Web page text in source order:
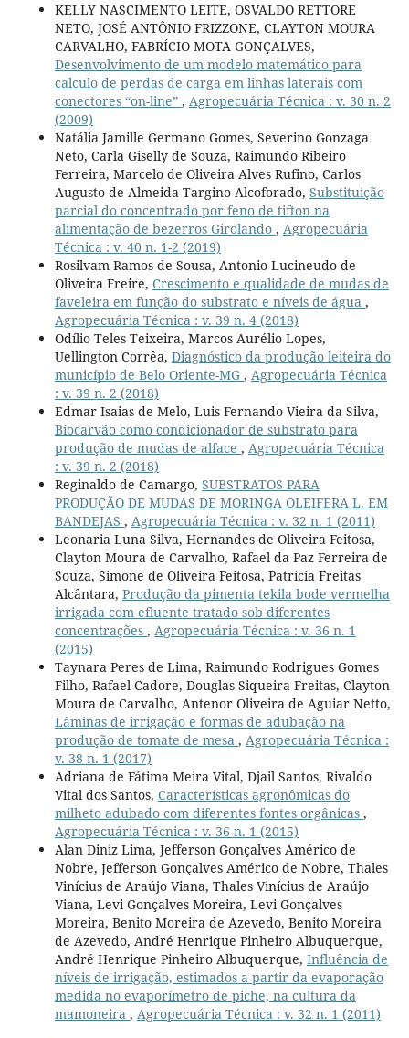
KELLY NASCIMENTO LEITE, OSVALDO RETTORE
NETO, JOSÉ ANTÔNIO FRIZZONE, CLAYTON MOURA
CARVALHO, FABRÍCIO MOTA GONÇALVES,
Desenvolvimento de um modelo matemático para
calculo de perdas de carga em linhas laterais com
conectores “on-line” , Agropecuária Técnica : v. 30 n. 2
(2009)
Natália Jamille Germano Gomes, Severino Gonzaga
Neto, Carla Giselly de Souza, Raimundo Ribeiro
Ferreira, Marcelo de Oliveira Alves Rufino, Carlos
Augusto de Almeida Targino Alcoforado, Substituição
parcial do concentrado por feno de tifton na
alimentação de bezerros Girolando , Agropecuária
Técnica : v. 40 n. 1-2 (2019)
Rosilvam Ramos de Sousa, Antonio Lucineudo de
Oliveira Freire, Crescimento e qualidade de mudas de
faveleira em função do substrato e níveis de água ,
Agropecuária Técnica : v. 39 n. 4 (2018)
Odílio Teles Teixeira, Marcos Aurélio Lopes,
Uellington Corrêa, Diagnóstico da produção leiteira do
município de Belo Oriente-MG , Agropecuária Técnica
: v. 39 n. 2 (2018)
Edmar Isaias de Melo, Luis Fernando Vieira da Silva,
Biocarvão como condicionador de substrato para
produção de mudas de alface , Agropecuária Técnica
: v. 39 n. 2 (2018)
Reginaldo de Camargo, SUBSTRATOS PARA
PRODUÇÃO DE MUDAS DE MORINGA OLEIFERA L. EM
BANDEJAS , Agropecuária Técnica : v. 32 n. 1 (2011)
Leonaria Luna Silva, Hernandes de Oliveira Feitosa,
Clayton Moura de Carvalho, Rafael da Paz Ferreira de
Souza, Simone de Oliveira Feitosa, Patrícia Freitas
Alcântara, Produção da pimenta tekila bode vermelha
irrigada com efluente tratado sob diferentes
concentrações , Agropecuária Técnica : v. 36 n. 1
(2015)
Taynara Peres de Lima, Raimundo Rodrigues Gomes
Filho, Rafael Cadore, Douglas Siqueira Freitas, Clayton
Moura de Carvalho, Antenor Oliveira de Aguiar Netto,
Lâminas de irrigação e formas de adubação na
produção de tomate de mesa , Agropecuária Técnica :
v. 38 n. 1 (2017)
Adriana de Fátima Meira Vital, Djail Santos, Rivaldo
Vital dos Santos, Características agronômicas do
milheto adubado com diferentes fontes orgânicas ,
Agropecuária Técnica : v. 36 n. 1 (2015)
Alan Diniz Lima, Jefferson Gonçalves Américo de
Nobre, Jefferson Gonçalves Américo de Nobre, Thales
Vinícius de Araújo Viana, Thales Vinícius de Araújo
Viana, Levi Gonçalves Moreira, Levi Gonçalves
Moreira, Benito Moreira de Azevedo, Benito Moreira
de Azevedo, André Henrique Pinheiro Albuquerque,
André Henrique Pinheiro Albuquerque, Influência de
níveis de irrigação, estimados a partir da evaporação
medida no evaporímetro de piche, na cultura da
mamoneira , Agropecuária Técnica : v. 32 n. 1 (2011)